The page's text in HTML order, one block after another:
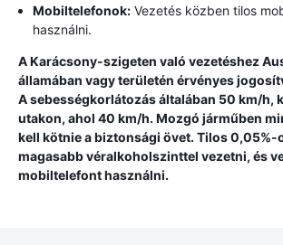
Mobiltelefonok: Vezetés közben tilos
használni.
A Karácsony-szigeten való vezetéshez
államában vagy területén érvényes
A sebességkorlátozás általában 50 km/h,
utakon, ahol 40 km/h. Mozgó járműben
kell kötnie a biztonsági övet. Tilos 0,05%-
magasabb véralkoholszinttel vezetni, és
mobiltelefont használni.